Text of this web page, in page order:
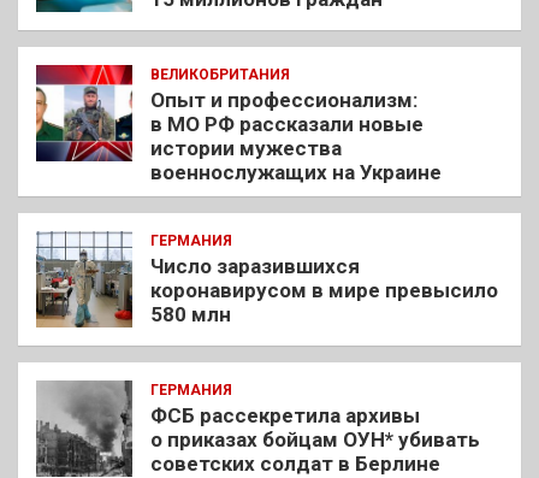
ВЕЛИКОБРИТАНИЯ
Опыт и профессионализм:
в МО РФ рассказали новые
истории мужества
военнослужащих на Украине
ГЕРМАНИЯ
Число заразившихся
коронавирусом в мире превысило
580 млн
ГЕРМАНИЯ
ФСБ рассекретила архивы
о приказах бойцам ОУН* убивать
советских солдат в Берлине